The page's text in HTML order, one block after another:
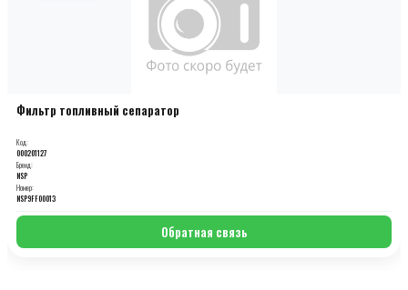
Фильтр топливный сепаратор
Код:
000201127
Бренд:
NSP
Номер:
NSP9FF00013
Обратная связь